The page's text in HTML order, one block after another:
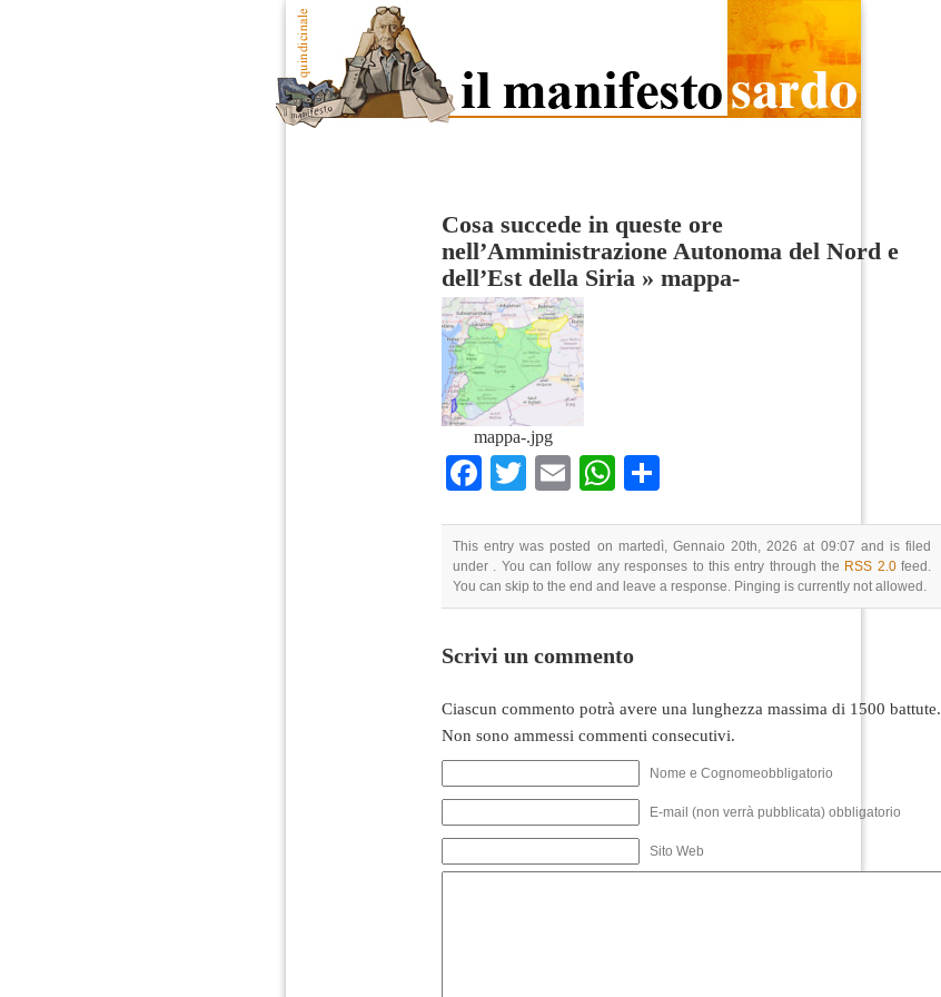
Cosa succede in queste ore
nell’Amministrazione Autonoma del Nord e
dell’Est della Siria » mappa-
mappa-.jpg
Facebook
TwitterEmailWhatsApp
This entry was posted on martedì, Gennaio 20th, 2026 at 09:07 and is filed
under . You can follow any responses to this entry through the RSS 2.0feed.
You can skip to the end and leave a response. Pinging is currently not allowed.
Scrivi un commento
Ciascun commento potrà avere una lunghezza massima di 1500 battute.
Non sono ammessi commenti consecutivi.
Nome e Cognomeobbligatorio
E-mail (non verrà pubblicata) obbligatorio
Sito Web